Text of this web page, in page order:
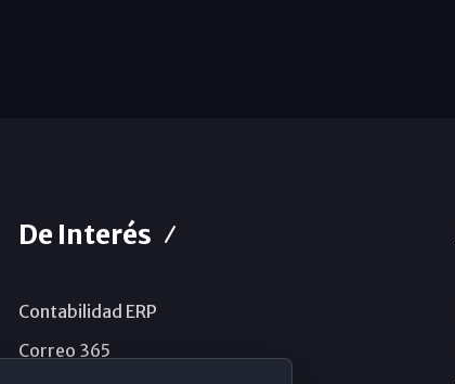
De Interés
Contabilidad ERP
Correo 365